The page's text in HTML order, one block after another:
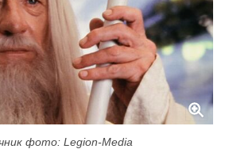
фото: Legion-Media